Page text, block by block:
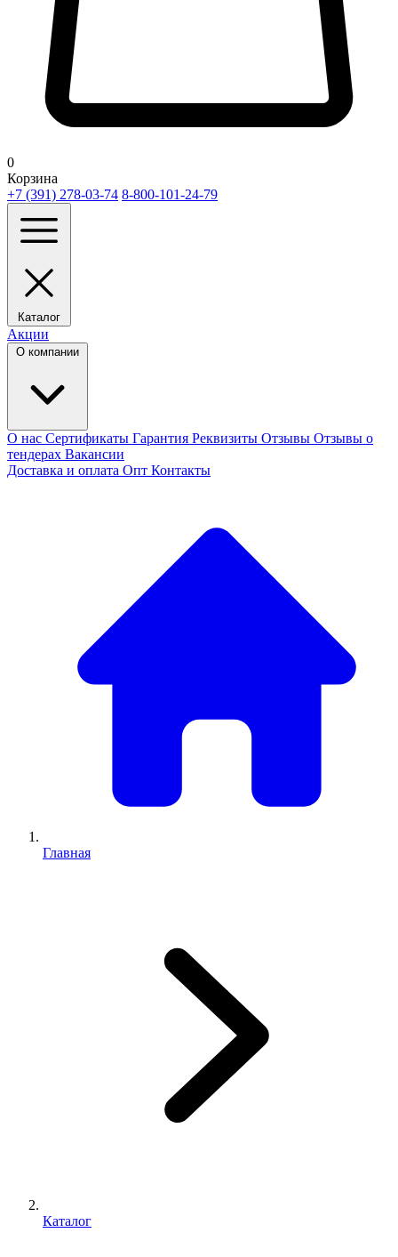
0
Корзина
+7 (391) 278-03-74 8-800-101-24-79
Каталог
Акции
О компании
О нас Сертификаты Гарантия Реквизиты Отзывы Отзывы о
тендерах Вакансии
Доставка и оплата Опт Контакты
Главная
Каталог